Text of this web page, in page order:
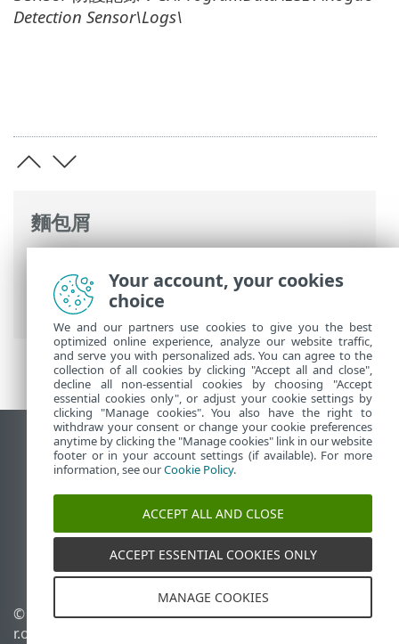
麵包屑
安裝>Windows 中的元件安裝> RD
Sensor 安裝 - Windows
Detection Sensor\Logs\
檢視桌面網站
End of Life
ESET 知識庫
ESET Status Portal
© 1992 - 2026 ESET, spol. s
r.o. - 保留所有權利。
管理 Cookie
Your account, your cookies
choice
We and our partners use cookies to give you the best
optimized online experience, analyze our website traffic,
and serve you with personalized ads. You can agree to the
collection of all cookies by clicking "Accept all and close",
decline all non-essential cookies by choosing "Accept
essential cookies only", or adjust your cookie settings by
clicking "Manage cookies". You also have the right to
withdraw your consent or change your cookie preferences
anytime by clicking the "Manage cookies" link in our website
footer or in your account settings (if available). For more
information, see ourCookie Policy.
ACCEPT ALL AND CLOSE
ACCEPT ESSENTIAL COOKIES ONLY
MANAGE COOKIES